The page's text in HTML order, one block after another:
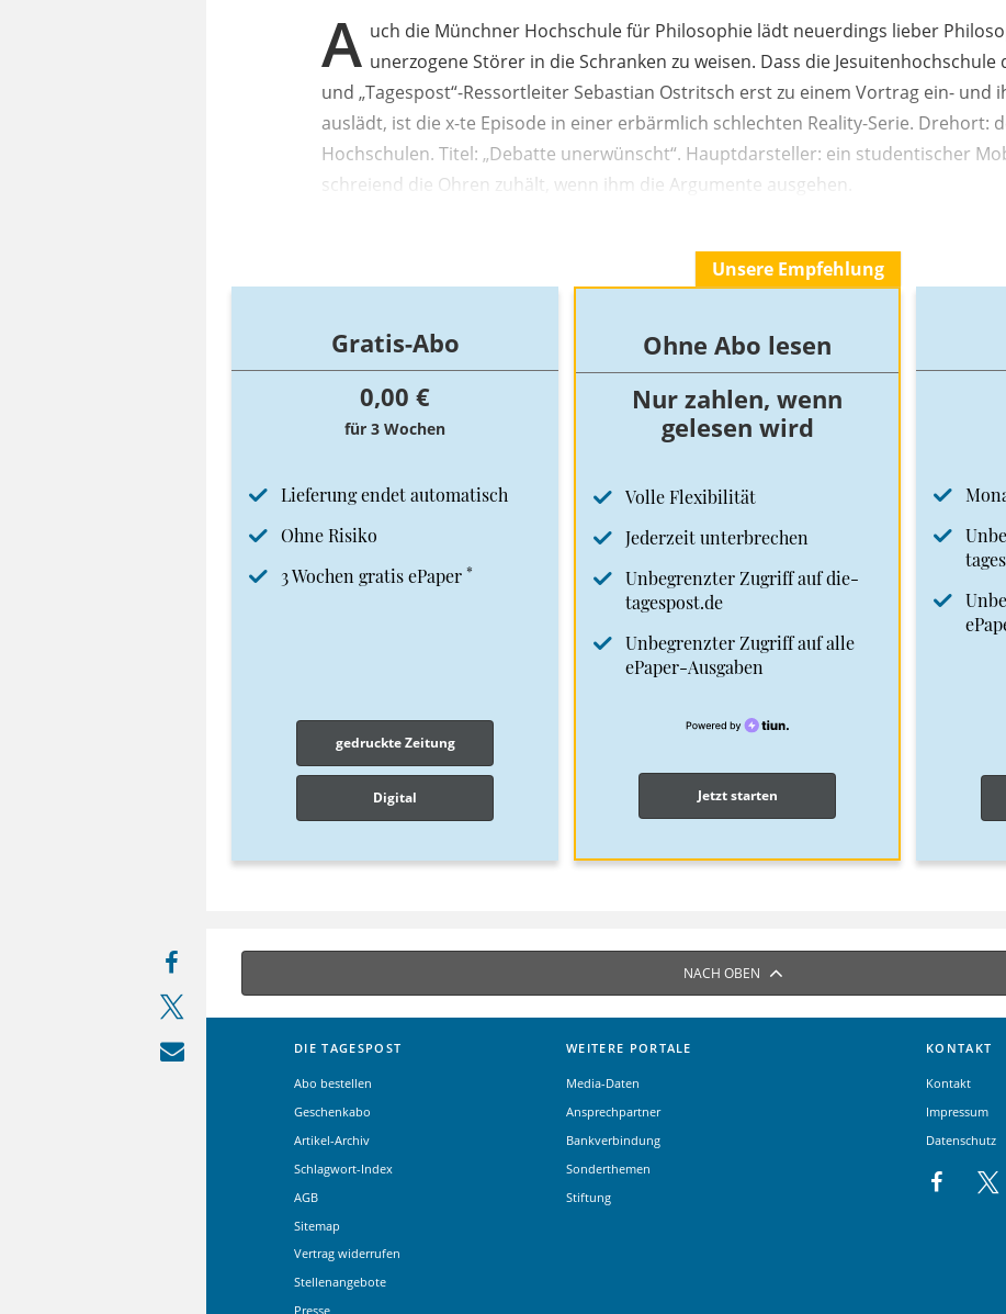
A uch die Münchner Hochschule für Philosophie lädt neuerdings lieber
unerzogene Störer in die Schranken zu weisen. Dass die Jesuitenhochschule
und „Tagespost“-Ressortleiter Sebastian Ostritsch erst zu einem Vortrag ein- und
auslädt, ist die x-te Episode in einer erbärmlich schlechten Reality-Serie. Drehort:
Hochschulen. Titel: „Debatte unerwünscht“. Hauptdarsteller: ein studentischer
schreiend die Ohren zuhält, wenn ihm die Argumente ausgehen.
Gratis-Abo
0,00 €
für 3 Wochen
Lieferung endet automatisch
Ohne Risiko
3 Wochen gratis ePaper *
gedruckte Zeitung
Digital
Unsere Empfehlung
Ohne Abo lesen
Nur zahlen, wenn
gelesen wird
Volle Flexibilität
Jederzeit unterbrechen
Unbegrenzter Zugriff auf die-
tagespost.de
Unbegrenzter Zugriff auf alle
ePaper-Ausgaben
Jetzt starten
NACH OBEN
DIE TAGESPOST
Abo bestellen
Geschenkabo
Artikel-Archiv
Schlagwort-Index
AGB
Sitemap
Vertrag widerrufen
Stellenangebote
Presse
WEITERE PORTALE
Media-Daten
Ansprechpartner
Bankverbindung
Sonderthemen
Stiftung
KONTAKT
Kontakt
Impressum
Datenschutz